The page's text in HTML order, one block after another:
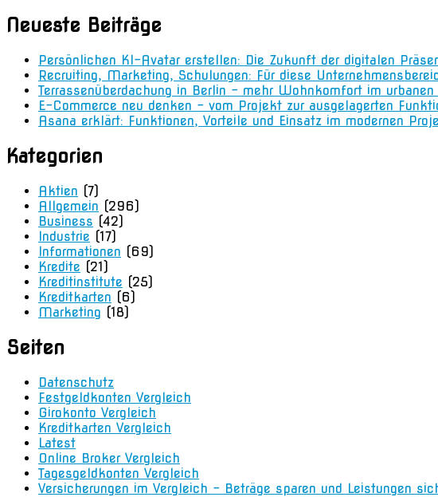
Neueste Beiträge
Persönlichen KI-Avatar erstellen: Die Zukunft der digitalen
Recruiting, Marketing, Schulungen: Für diese
Terrassenüberdachung in Berlin – mehr Wohnkomfort im urbanen
E-Commerce neu denken – vom Projekt zur ausgelagerten
Asana erklärt: Funktionen, Vorteile und Einsatz im modernen
Kategorien
Aktien (7)
Allgemein (296)
Business (42)
Industrie (17)
Informationen (69)
Kredite (21)
Kreditinstitute (25)
Kreditkarten (6)
Marketing (18)
Seiten
Datenschutz
Festgeldkonten Vergleich
Girokonto Vergleich
Kreditkarten Vergleich
Latest
Online Broker Vergleich
Tagesgeldkonten Vergleich
Versicherungen im Vergleich – Beträge sparen und Leistungen